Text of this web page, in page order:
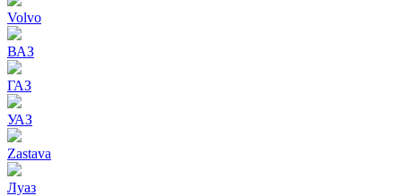
Volvo
ВАЗ
ГАЗ
УАЗ
Zastava
Луаз